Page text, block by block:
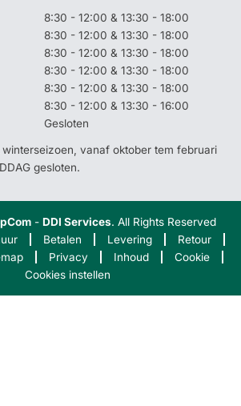
8:30 - 12:00 & 13:30 - 18:00
8:30 - 12:00 & 13:30 - 18:00
8:30 - 12:00 & 13:30 - 18:00
8:30 - 12:00 & 13:30 - 18:00
8:30 - 12:00 & 13:30 - 18:00
8:30 - 12:00 & 13:30 - 16:00
Gesloten
vanaf oktober tem februari
gesloten.
-DDI Services. All Rights Reserved
Betalen Levering
Retour
Privacy Inhoud
Cookie
Cookies instellen